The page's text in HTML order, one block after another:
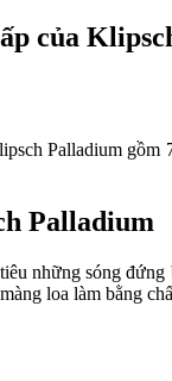
của
Palladium
Palladium
những sóng
loa làm bằng